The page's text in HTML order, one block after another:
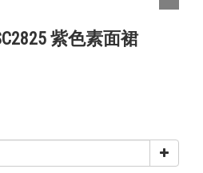
紫色素面裙